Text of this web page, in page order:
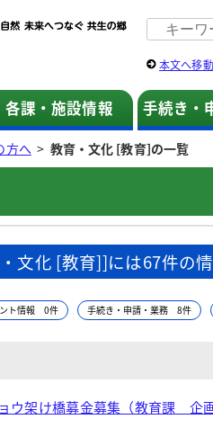
佐用町 公式ホ
本文へ移動
各課・施設情報 手続き・
方へ > 教育・文化 [教育]の一覧
文化 [教育]]には67件の情
ト情報 0件 手続き・申請・業務 8件
ウ架け橋募金募集（教育課 企画